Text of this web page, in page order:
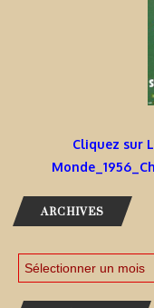
Cliquez sur
ARCHIVES